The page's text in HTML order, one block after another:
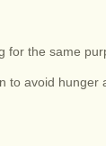
for the same
to avoid hunger